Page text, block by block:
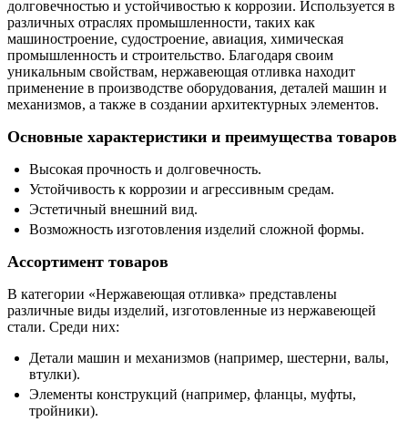
долговечностью и устойчивостью к коррозии. Используется в
различных отраслях промышленности, таких как
машиностроение, судостроение, авиация, химическая
промышленность и строительство. Благодаря своим
уникальным свойствам, нержавеющая отливка находит
применение в производстве оборудования, деталей машин и
механизмов, а также в создании архитектурных элементов.
Основные характеристики и преимущества товаров
Высокая прочность и долговечность.
Устойчивость к коррозии и агрессивным средам.
Эстетичный внешний вид.
Возможность изготовления изделий сложной формы.
Ассортимент товаров
В категории «Нержавеющая отливка» представлены
различные виды изделий, изготовленные из нержавеющей
стали. Среди них:
Детали машин и механизмов (например, шестерни, валы,
втулки).
Элементы конструкций (например, фланцы, муфты,
тройники).